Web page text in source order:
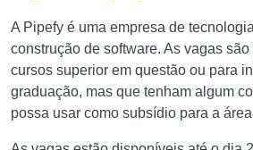
A Pipefy é uma empresa de
construção de software. As vagas
cursos superior em questão ou para
graduação, mas que tenham algum
possa usar como subsídio para a